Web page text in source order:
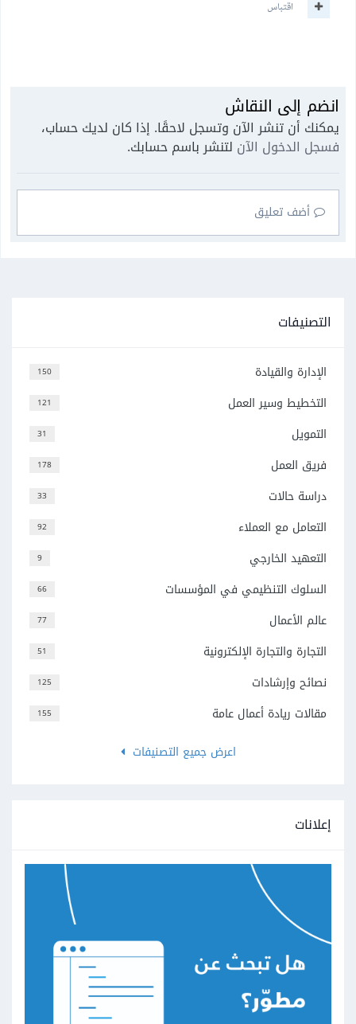
اقتباس
انضم إلى النقاش
يمكنك أن تنشر الآن وتسجل لاحقًا. إذا كان لديك حساب،
فسجل الدخول الآن لتنشر باسم حسابك.
أضف تعليق
التصنيفات
150 الإدارة والقيادة
121 التخطيط وسير العمل
31 التمويل
178 فريق العمل
33 دراسة حالات
92 التعامل مع العملاء
9 التعهيد الخارجي
66 السلوك التنظيمي في المؤسسات
77 عالم الأعمال
51 التجارة والتجارة الإلكترونية
125 نصائح وإرشادات
155
مقالات ريادة أعمال عامة
اعرض جميع التصنيفات
إعلانات